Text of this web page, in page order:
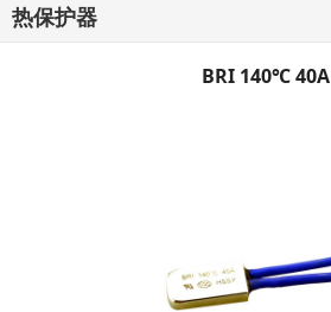
热保护器
BRI 140℃ 40A